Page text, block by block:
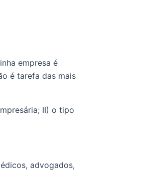
empresa é
é tarefa das mais